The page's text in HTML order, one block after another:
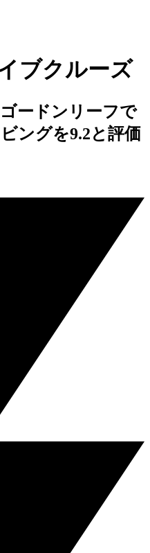
ブクルーズ
ードンリーフで
ングを9.2と評価